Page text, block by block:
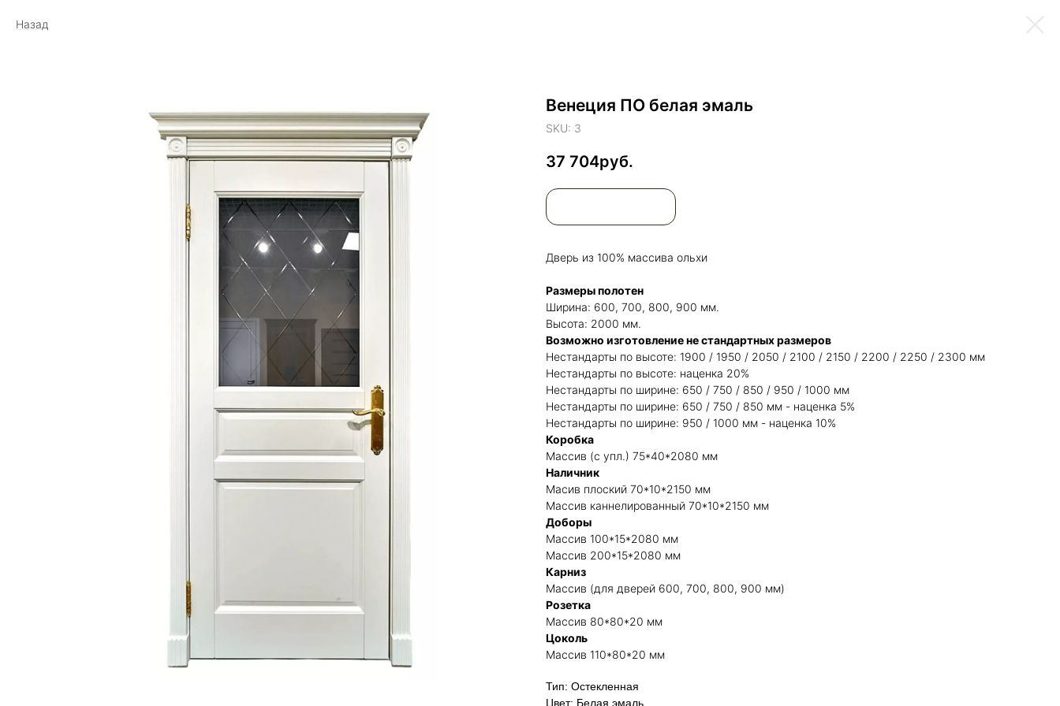
Венеция ПО белая эмаль
SKU: 3
37 704
Дверь из 100% массива ольхи
Размеры полотен
Ширина: 600, 700, 800, 900 мм.
Высота: 2000 мм.
Возможно изготовление не стандартных размеров
Нестандарты по высоте: 1900 / 1950 / 2050 / 2100 / 2150 / 2200 / 2250 / 2300 мм
Нестандарты по высоте: наценка 20%
Нестандарты по ширине: 650 / 750 / 850 / 950 / 1000 мм
Нестандарты по ширине: 650 / 750 / 850 мм - наценка 5%
Нестандарты по ширине: 950 / 1000 мм - наценка 10%
Коробка
Массив (с упл.) 75*40*2080 мм
Наличник
Масив плоский 70*10*2150 мм
Массив каннелированный 70*10*2150 мм
Доборы
Массив 100*15*2080 мм
Массив 200*15*2080 мм
Карниз
Массив (для дверей 600, 700, 800, 900 мм)
Розетка
Массив 80*80*20 мм
Цоколь
Массив 110*80*20 мм
Тип: Остекленная
Цвет: Белая эмаль